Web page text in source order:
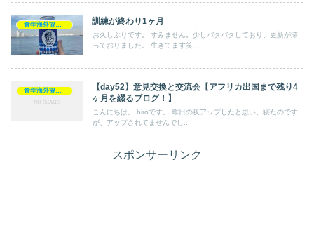
青年海外協力隊 訓練が終わり1ヶ月
お久しぶりです。 すみません。少しバタバタしており、更新が滞
っておりました。 生きてます笑 ...
【day52】意見交換と交流会【アフリカ出国まで残り4
ヶ月を綴るブログ！】
こんにちは。 hiroです。 昨日の夜アップしたと思い、寝たのです
が、アップされてませんでし...
スポンサーリンク